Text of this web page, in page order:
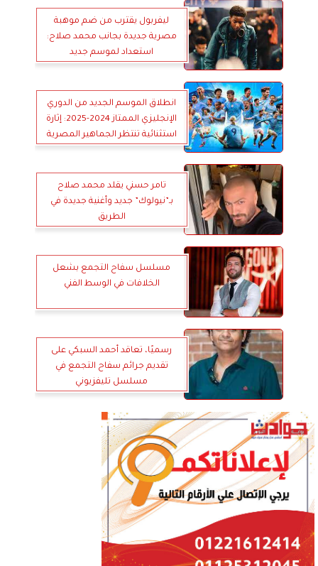
ليفربول يقترب من ضم موهبة
مصرية جديدة بجانب محمد صلاح:
استعداد لموسم جديد
انطلاق الموسم الجديد من الدوري
الإنجليزي الممتاز 2024-2025: إثارة
استثنائية تنتظر الجماهير المصرية
تامر حسني يقلد محمد صلاح
بـ”نيولوك” جديد وأغنية جديدة في
الطريق
مسلسل سفاح التجمع بشعل
الخلافات في الوسط الفني
رسميًا، تعاقد أحمد السبكي على
تقديم جرائم سفاح التجمع في
مسلسل تليفزيوني